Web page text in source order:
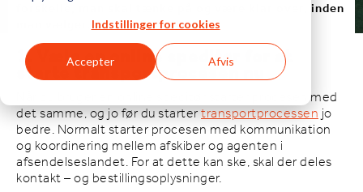
Indstillinger for cookies
Accepter Afvis
forskelle, man skal tænke på og være klar over, inden
1. Vælg en online speditør for at
starte transportprocesen nu
Når du bruger en online speditør starter procesen med
det samme, og jo før du startertransportprocessenjo
bedre. Normalt starter procesen med kommunikation
og koordinering mellem afskiber og agenten i
afsendelseslandet. For at dette kan ske, skal der deles
kontakt – og bestillingsoplysninger.